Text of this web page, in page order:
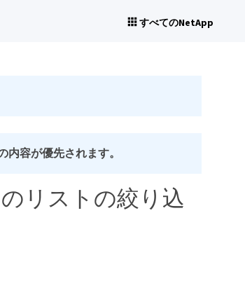
すべてのNetApp
容が優先されます。
リストの絞り込